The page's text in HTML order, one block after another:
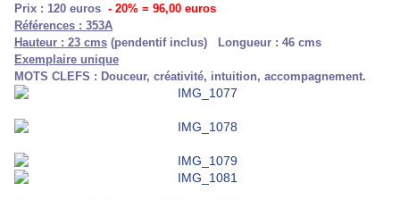
Prix : 120 euros - 20% = 96,00 euros
Références : 353A
Hauteur : 23 cms (pendentif inclus) Longueur : 46 cms
Exemplaire unique
MOTS CLEFS : Douceur, créativité, intuition, accompagnement.